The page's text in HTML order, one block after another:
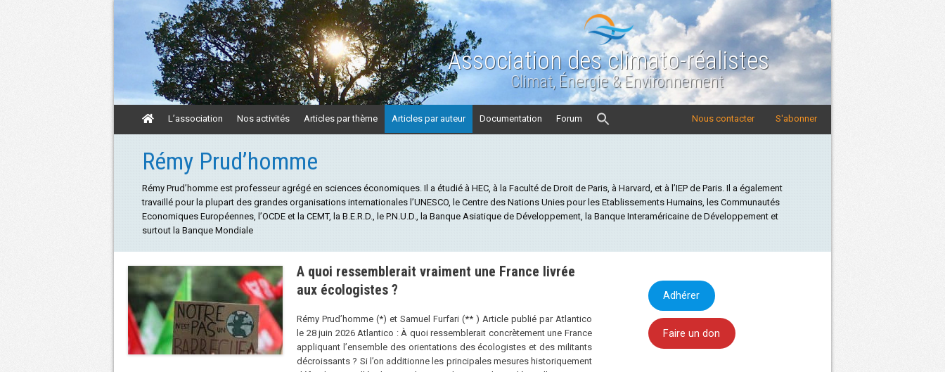
Association des climato-réalistes
Climat, Énergie & Environnement
L’association Nos activités Articles par thème Articles par auteur Documentation Forum S'abonner
Nous contacter
Rémy Prud’homme
Rémy Prud’homme est professeur agrégé en sciences économiques. Il a étudié à HEC, à la Faculté de Droit de Paris, à Harvard, et à l’IEP de Paris. Il a également
travaillé pour la plupart des grandes organisations internationales l’UNESCO, le Centre des Nations Unies pour les Etablissements Humains, les Communautés
Economiques Européennes, l’OCDE et la CEMT, la B.E.R.D., le P.N.U.D., la Banque Asiatique de Développement, la Banque Interaméricaine de Développement et
surtout la Banque Mondiale
A quoi ressemblerait vraiment une France livrée
aux écologistes ?
Rémy Prud’homme (*) et Samuel Furfari (** ) Article publié par Atlantico
le 28 juin 2026 Atlantico : À quoi ressemblerait concrètement une France
appliquant l’ensemble des orientations des écologistes et des militants
décroissants ? Si l’on additionne les principales mesures historiquement
Adhérer
Faire un don